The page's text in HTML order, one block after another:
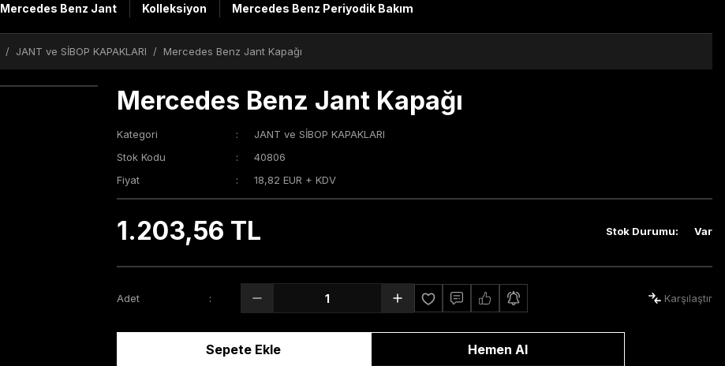
Mercedes Benz Jant Kolleksiyon Mercedes Benz Periyodik Bakım
JANT ve SİBOP KAPAKLARI Mercedes Benz Jant Kapağı
Mercedes Benz Jant Kapağı
Kategori
JANT ve SİBOP KAPAKLARI
Stok Kodu
40806
Fiyat
18,82 EUR + KDV
1.203,56 TL Stok Durumu: Var
Adet Karşılaştır
Sepete Ekle Hemen Al